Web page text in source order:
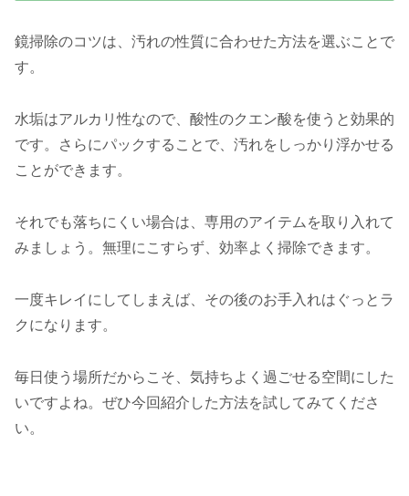
鏡掃除のコツは、汚れの性質に合わせた方法を選ぶことで
す。
水垢はアルカリ性なので、酸性のクエン酸を使うと効果的
です。さらにパックすることで、汚れをしっかり浮かせる
ことができます。
それでも落ちにくい場合は、専用のアイテムを取り入れて
みましょう。無理にこすらず、効率よく掃除できます。
一度キレイにしてしまえば、その後のお手入れはぐっとラ
クになります。
毎日使う場所だからこそ、気持ちよく過ごせる空間にした
いですよね。ぜひ今回紹介した方法を試してみてくださ
い。